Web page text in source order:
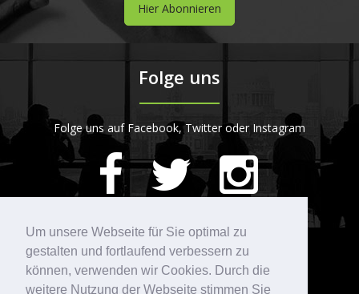
Um unsere Webseite für Sie optimal zu
gestalten und fortlaufend verbessern zu
können, verwenden wir Cookies. Durch die
weitere Nutzung der Webseite stimmen Sie
Hier Abonnieren
Folge uns
Folge uns auf Facebook, Twitter oder Instagram
STARTPLATZ
420Bewertungen auf ProvenExpert.com
Kontakt